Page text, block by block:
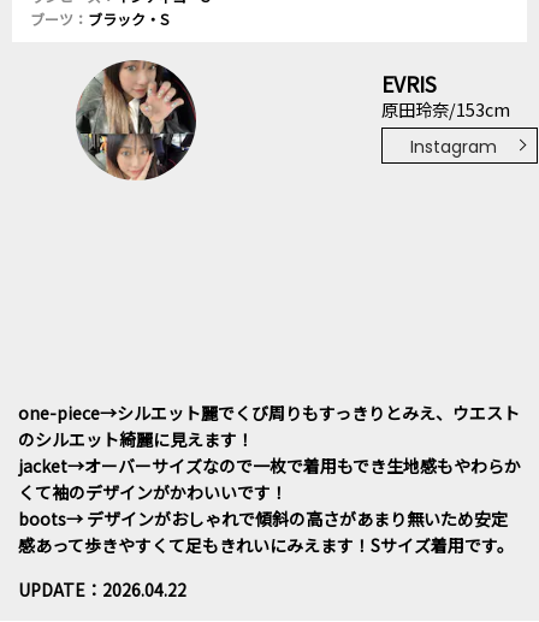
ブーツ： ブラック・S
EVRIS
原田玲奈/153cm
Instagram
one-piece→シルエット麗でくび周りもすっきりとみえ、ウエスト
のシルエット綺麗に見えます！
jacket→オーバーサイズなので一枚で着用もでき生地感もやわらか
くて袖のデザインがかわいいです！
boots→ デザインがおしゃれで傾斜の高さがあまり無いため安定
感あって歩きやすくて足もきれいにみえます！Sサイズ着用です。
UPDATE：2026.04.22